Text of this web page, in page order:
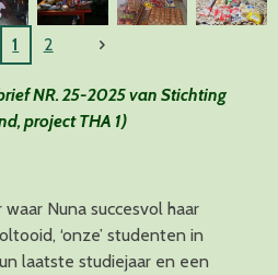
1 2
NR. 25-2025 van Stichting
project THA 1)
Nuna succesvol haar
‘onze’ studenten in
laatste studiejaar en een